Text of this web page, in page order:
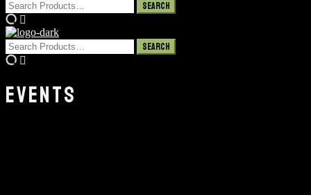
EVENTS